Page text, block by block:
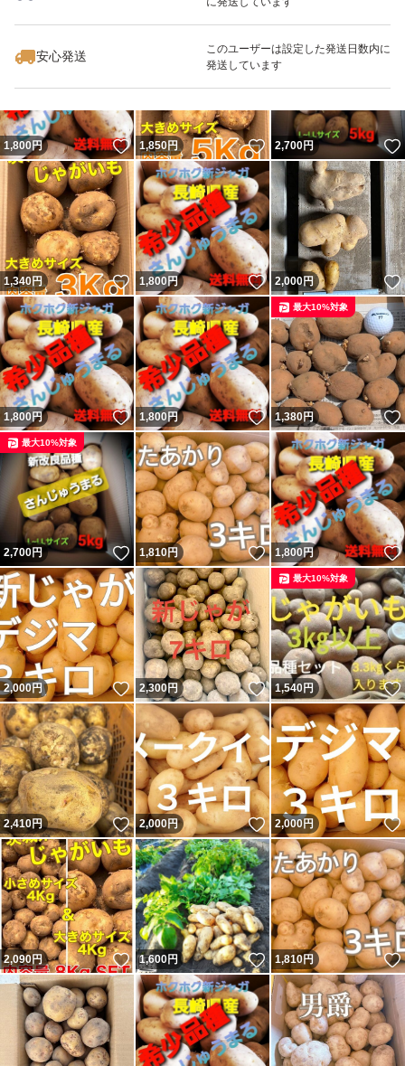
安心発送
このユーザーは設定した発送日数内に
発送しています
いいね！
1,470
1,800 円 いいね！
1,850円 いいね！
2,700円
1,340円 いいね！
1,800 円 いいね！
2,000円
1,800 円 いいね！
1,800 円 いいね！
1,380円
最大10%対象
2,700円 いいね！
最大10%対象
1,810円 いいね！
1,800 円
2,000円 いいね！
2,300円 いいね！
1,540円
最大10%対象
2,410円 いいね！
2,000円 いいね！
2,000円
2,090円 いいね！
1,600円 いいね！
1,810円